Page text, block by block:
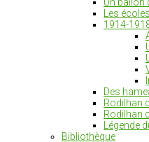
Les
1914-
Des
Rodilhan
Rodilhan
Légende
Bibliothèque